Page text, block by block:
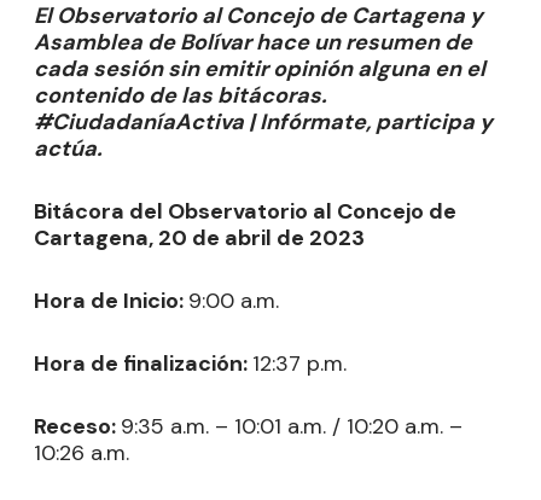
El Observatorio al Concejo de Cartagena y
Asamblea de Bolívar hace un resumen de
cada sesión sin emitir opinión alguna en el
contenido de las bitácoras.
#CiudadaníaActiva | Infórmate, participa y
actúa.
Bitácora del Observatorio al Concejo de
Cartagena, 20 de abril de 2023
Hora de Inicio: 9:00 a.m.
Hora de finalización: 12:37 p.m.
Receso: 9:35 a.m. – 10:01 a.m. / 10:20 a.m. –
10:26 a.m.